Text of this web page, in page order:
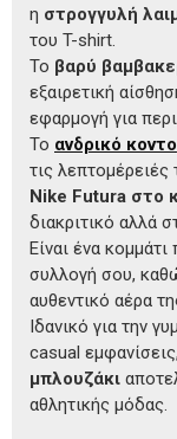
η στρογγυλή
του T-shirt.
Το βαρύ
εξαιρετική
εφαρμογή για
Το ανδρικό
τις
Nike Futura στο
διακριτικό αλλά
Είναι ένα
συλλογή σου,
αυθεντικό αέρα
Ιδανικό για την
casual
μπλουζάκι
αθλητικής μόδας.